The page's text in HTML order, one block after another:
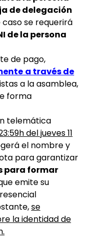
de delegación
caso se requerirá
de la persona
de pago,
a través de
a la asamblea,
forma
telemática
del jueves 11
el nombre y
para garantizar
para formar
emite su
se
la identidad de